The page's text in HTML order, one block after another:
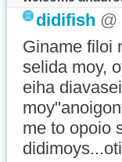
didifish @
Giname filoi
selida moy,
eiha
me to opoio